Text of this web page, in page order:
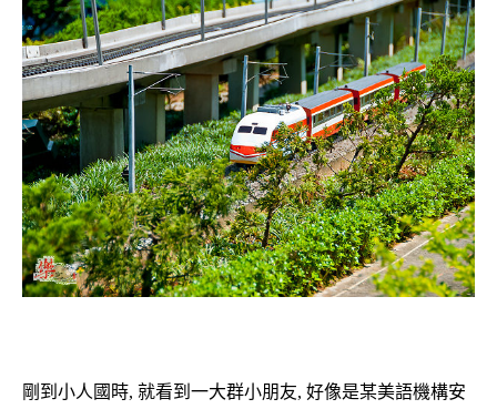
剛到小人國時, 就看到一大群小朋友, 好像是某美語機構安